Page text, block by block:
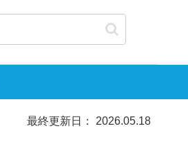
最終更新日： 2026.05.18